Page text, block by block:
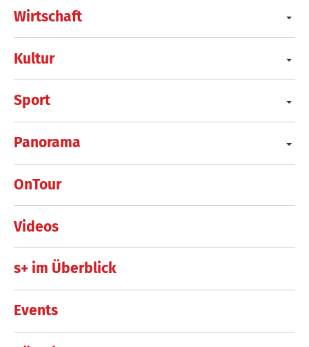
Wirtschaft
Kultur
Sport
Panorama
OnTour
Videos
s+ im Überblick
Events